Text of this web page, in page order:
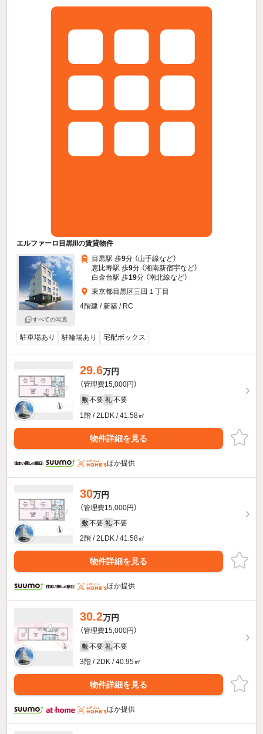
エルファーロ目黒IIIの賃貸物件
すべての写真
目黒駅 歩9分 （山手線など）
恵比寿駅 歩9分 （湘南新宿宇など）
白金台駅 歩19分 （南北線など）
東京都目黒区三田１丁目
4階建 / 新築 / RC
駐車場あり 駐輪場あり 宅配ボックス
29.6万円
（管理費15,000円）
敷 不要 礼 不要
1階 / 2LDK / 41.58㎡
物件詳細を見る
ほか提供
30万円
（管理費15,000円）
敷 不要 礼 不要
2階 / 2LDK / 41.58㎡
物件詳細を見る
ほか提供
30.2万円
（管理費15,000円）
敷 不要 礼 不要
3階 / 2DK / 40.95㎡
物件詳細を見る
ほか提供